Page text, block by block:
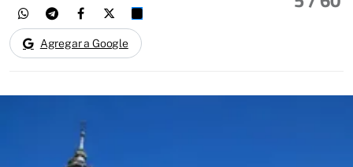
Agregar a Google